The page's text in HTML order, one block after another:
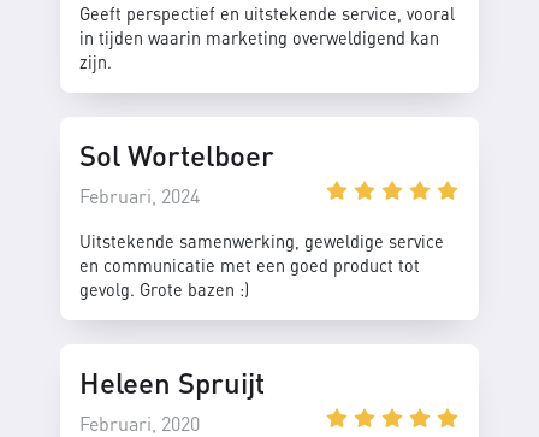
Geeft perspectief en uitstekende service, vooral
in tijden waarin marketing overweldigend kan
zijn.
Sol Wortelboer
Februari, 2024
Uitstekende samenwerking, geweldige service
en communicatie met een goed product tot
gevolg. Grote bazen :)
Heleen Spruijt
Februari, 2020